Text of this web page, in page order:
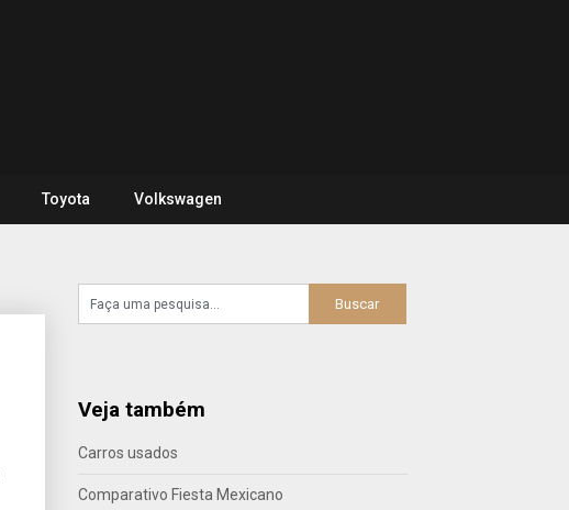
Toyota Volkswagen
Veja também
Carros usados
Comparativo Fiesta Mexicano